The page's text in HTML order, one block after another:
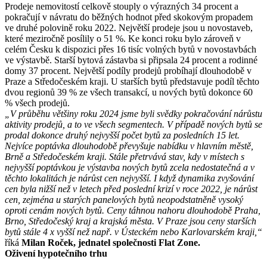
Prodeje nemovitostí celkově stouply o výrazných 34 procent a
pokračují v návratu do běžných hodnot před skokovým propadem
ve druhé polovině roku 2022. Největší prodeje jsou u novostaveb,
které meziročně posílily o 51 %. Ke konci roku bylo zároveň v
celém Česku k dispozici přes 16 tisíc volných bytů v novostavbách
ve výstavbě. Starší bytová zástavba si připsala 24 procent a rodinné
domy 37 procent. Největší podíly prodejů probíhají dlouhodobě v
Praze a Středočeském kraji. U starších bytů představuje podíl těchto
dvou regionů 39 % ze všech transakcí, u nových bytů dokonce 60
% všech prodejů.
„V průběhu většiny roku 2024 jsme byli svědky pokračování nárůstu
aktivity prodejů, a to ve všech segmentech. V případě nových bytů se
prodal dokonce druhý nejvyšší počet bytů za posledních 15 let.
Nejvíce poptávka dlouhodobě převyšuje nabídku v hlavním městě,
Brně a Středočeském kraji. Stále přetrvává stav, kdy v místech s
nejvyšší poptávkou je výstavba nových bytů zcela nedostatečná a v
těchto lokalitách je nárůst cen nejvyšší. I když dynamika zvyšování
cen byla nižší než v letech před poslední krizí v roce 2022, je nárůst
cen, zejména u starých panelových bytů neopodstatněně vysoký
oproti cenám nových bytů. Ceny táhnou nahoru dlouhodobě Praha,
Brno, Středočeský kraj a krajská města. V Praze jsou ceny starších
bytů stále 4 x vyšší než např. v Ústeckém nebo Karlovarském kraji,“
říká Milan Roček, jednatel společnosti Flat Zone.
Oživení hypotečního trhu